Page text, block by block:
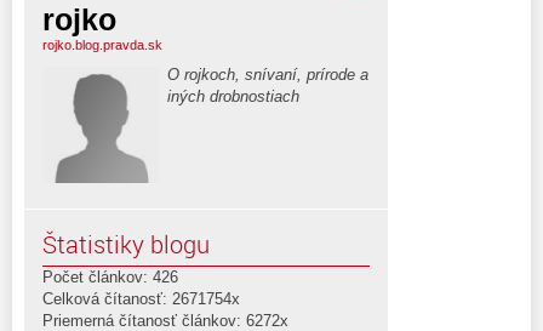
rojko
rojko.blog.pravda.sk
O rojkoch, snívaní, prírode a
iných drobnostiach
Štatistiky blogu
Počet článkov: 426
Celková čítanosť: 2671754x
Priemerná čítanosť článkov: 6272x